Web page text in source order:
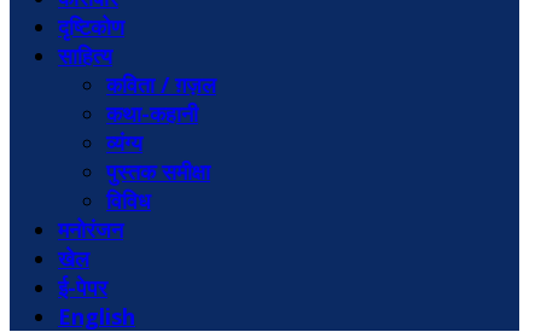
दृष्टिकोण
साहित्य
कविता / ग़ज़ल
कथा-कहानी
व्यंग्य
पुस्तक समीक्षा
विविध
मनोरंजन
खेल
ई-पेपर
English